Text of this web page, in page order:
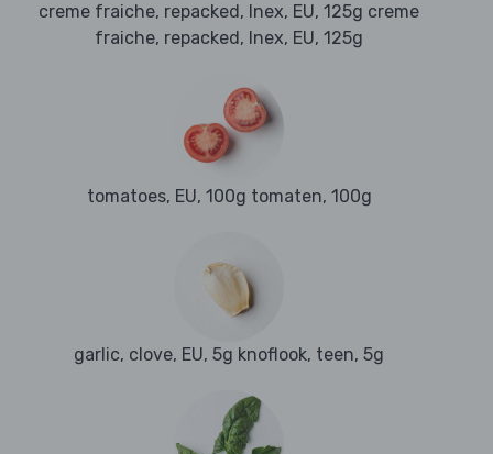
creme fraiche, repacked, Inex, EU, 125g creme
fraiche, repacked, Inex, EU, 125g
tomatoes, EU, 100g tomaten, 100g
garlic, clove, EU, 5g knoflook, teen, 5g